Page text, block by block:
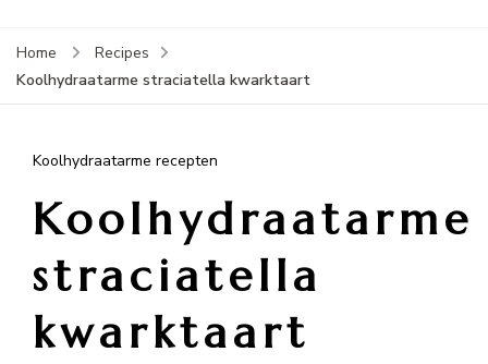
Home
Recipes
Koolhydraatarme straciatella kwarktaart
Koolhydraatarme recepten
Koolhydraatarme
straciatella
kwarktaart